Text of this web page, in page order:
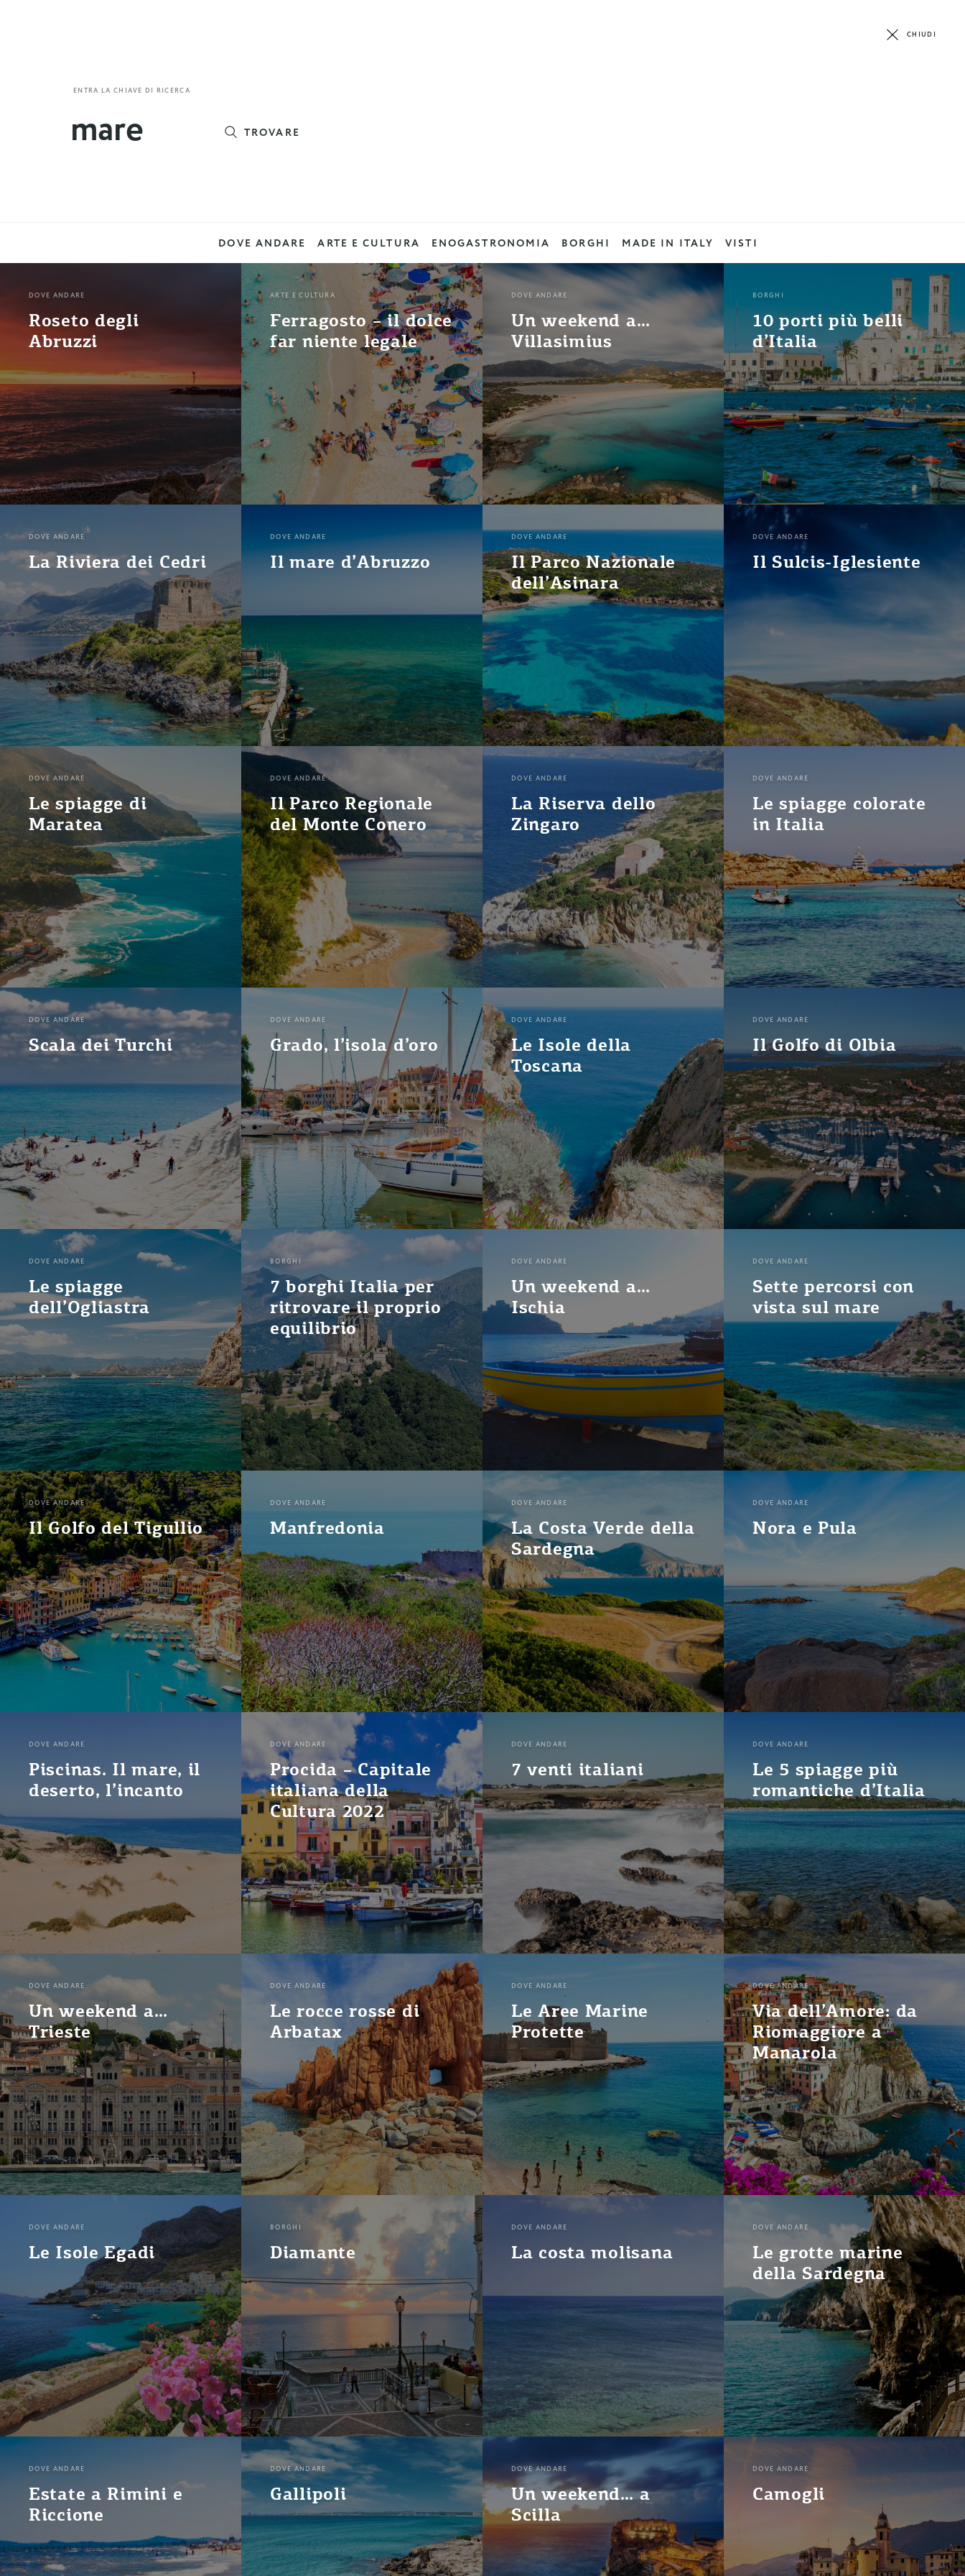
CHIUDI
ENTRA LA CHIAVE DI RICERCA
TROVARE
DOVE ANDARE ARTE E CULTURA ENOGASTRONOMIA BORGHI MADE IN ITALY VISTI
DOVE ANDARE
Roseto degli
Abruzzi
ARTE E CULTURA
Ferragosto – il dolce
far niente legale
DOVE ANDARE
Un weekend a…
Villasimius
BORGHI
10 porti più belli
d’Italia
DOVE ANDARE
La Riviera dei Cedri
DOVE ANDARE
Il mare d’Abruzzo
DOVE ANDARE
Il Parco Nazionale
dell’Asinara
DOVE ANDARE
Il Sulcis-Iglesiente
DOVE ANDARE
Le spiagge di
Maratea
DOVE ANDARE
Il Parco Regionale
del Monte Conero
DOVE ANDARE
La Riserva dello
Zingaro
DOVE ANDARE
Le spiagge colorate
in Italia
DOVE ANDARE
Scala dei Turchi
DOVE ANDARE
Grado, l’isola d’oro
DOVE ANDARE
Le Isole della
Toscana
DOVE ANDARE
Il Golfo di Olbia
DOVE ANDARE
Le spiagge
dell’Ogliastra
BORGHI
7 borghi Italia per
ritrovare il proprio
equilibrio
DOVE ANDARE
Un weekend a…
Ischia
DOVE ANDARE
Sette percorsi con
vista sul mare
DOVE ANDARE
Il Golfo del Tigullio
DOVE ANDARE
Manfredonia
DOVE ANDARE
La Costa Verde della
Sardegna
DOVE ANDARE
Nora e Pula
DOVE ANDARE
Piscinas. Il mare, il
deserto, l’incanto
DOVE ANDARE
Procida – Capitale
italiana della
Cultura 2022
DOVE ANDARE
7 venti italiani
DOVE ANDARE
Le 5 spiagge più
romantiche d’Italia
DOVE ANDARE
Un weekend a…
Trieste
DOVE ANDARE
Le rocce rosse di
Arbatax
DOVE ANDARE
Le Aree Marine
Protette
DOVE ANDARE
Via dell’Amore: da
Riomaggiore a
Manarola
DOVE ANDARE
Le Isole Egadi
BORGHI
Diamante
DOVE ANDARE
La costa molisana
DOVE ANDARE
Le grotte marine
della Sardegna
DOVE ANDARE
Estate a Rimini e
Riccione
DOVE ANDARE
Gallipoli
DOVE ANDARE
Un weekend… a
Scilla
DOVE ANDARE
Camogli